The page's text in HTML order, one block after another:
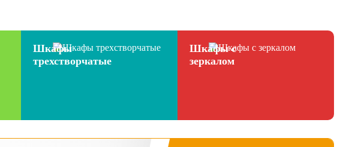
Шкафы
трехстворчатые
Шкафы с
зеркалом